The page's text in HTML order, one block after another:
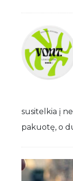
susitelkia į
pakuotę, o